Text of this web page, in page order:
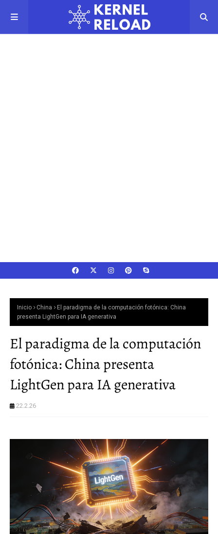
Inicio China
El paradigma de la computación fotónica: China
presenta LightGen para IA generativa
El paradigma de la computación
fotónica: China presenta
LightGen para IA generativa
22.2.26